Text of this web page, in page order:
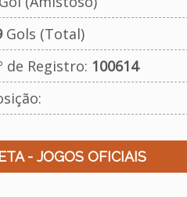
Gols (Total)
de Registro: 100614
- JOGOS OFICIAIS